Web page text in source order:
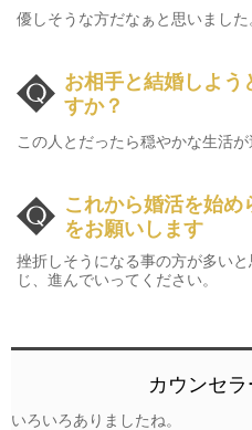
優しそうな方だなぁと思いました
お相手と結婚しよう
すか？
この人とだったら穏やかな生活
これから婚活を始
をお願いします
挫折しそうになる事の方が多いと
じ、進んでいってください。
カウンセ
いろいろありましたね。